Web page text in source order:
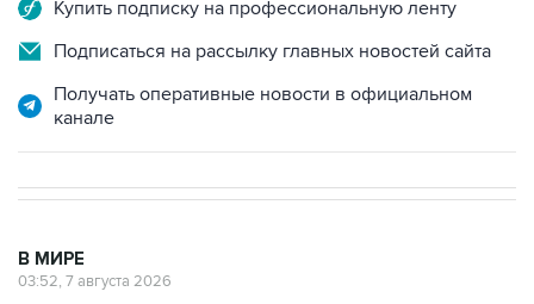
Купить подписку на профессиональную ленту
Подписаться на рассылку главных новостей сайта
Получать оперативные новости в официальном
канале
В МИРЕ
03:52, 7 августа 2026